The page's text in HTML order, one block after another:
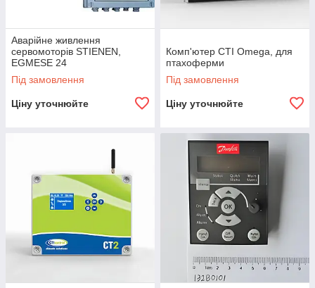
Аварійне живлення
сервомоторів STIENEN,
EGMESE 24
Під замовлення
Ціну уточнюйте
Комп'ютер CTI Omega, для
птахоферми
Під замовлення
Ціну уточнюйте